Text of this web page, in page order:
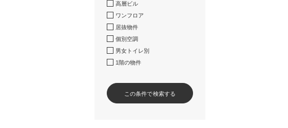
高層ビル
ワンフロア
居抜物件
個別空調
男女トイレ別
1階の物件
この条件で検索する